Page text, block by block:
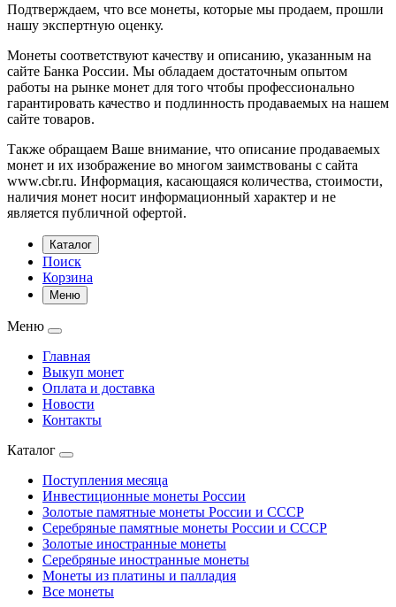
Подтверждаем, что все монеты, которые мы продаем, прошли
нашу экспертную оценку.
Монеты соответствуют качеству и описанию, указанным на
сайте Банка России. Мы обладаем достаточным опытом
работы на рынке монет для того чтобы профессионально
гарантировать качество и подлинность продаваемых на нашем
сайте товаров.
Также обращаем Ваше внимание, что описание продаваемых
монет и их изображение во многом заимствованы с сайта
www.cbr.ru. Информация, касающаяся количества, стоимости,
наличия монет носит информационный характер и не
является публичной офертой.
Каталог
Поиск
Корзина
Меню
Меню
Главная
Выкуп монет
Оплата и доставка
Новости
Контакты
Каталог
Поступления месяца
Инвестиционные монеты России
Золотые памятные монеты России и СССР
Серебряные памятные монеты России и СССР
Золотые иностранные монеты
Серебряные иностранные монеты
Монеты из платины и палладия
Все монеты